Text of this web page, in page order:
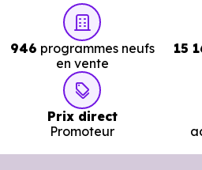
directement aux
immédiate à Saint-
disponibles.
Nos conseillers vous permettent
Cibler les bons biens dès le
Éviter les annonces
946 programmes neufs
en vente
15
Prix direct
Promoteur